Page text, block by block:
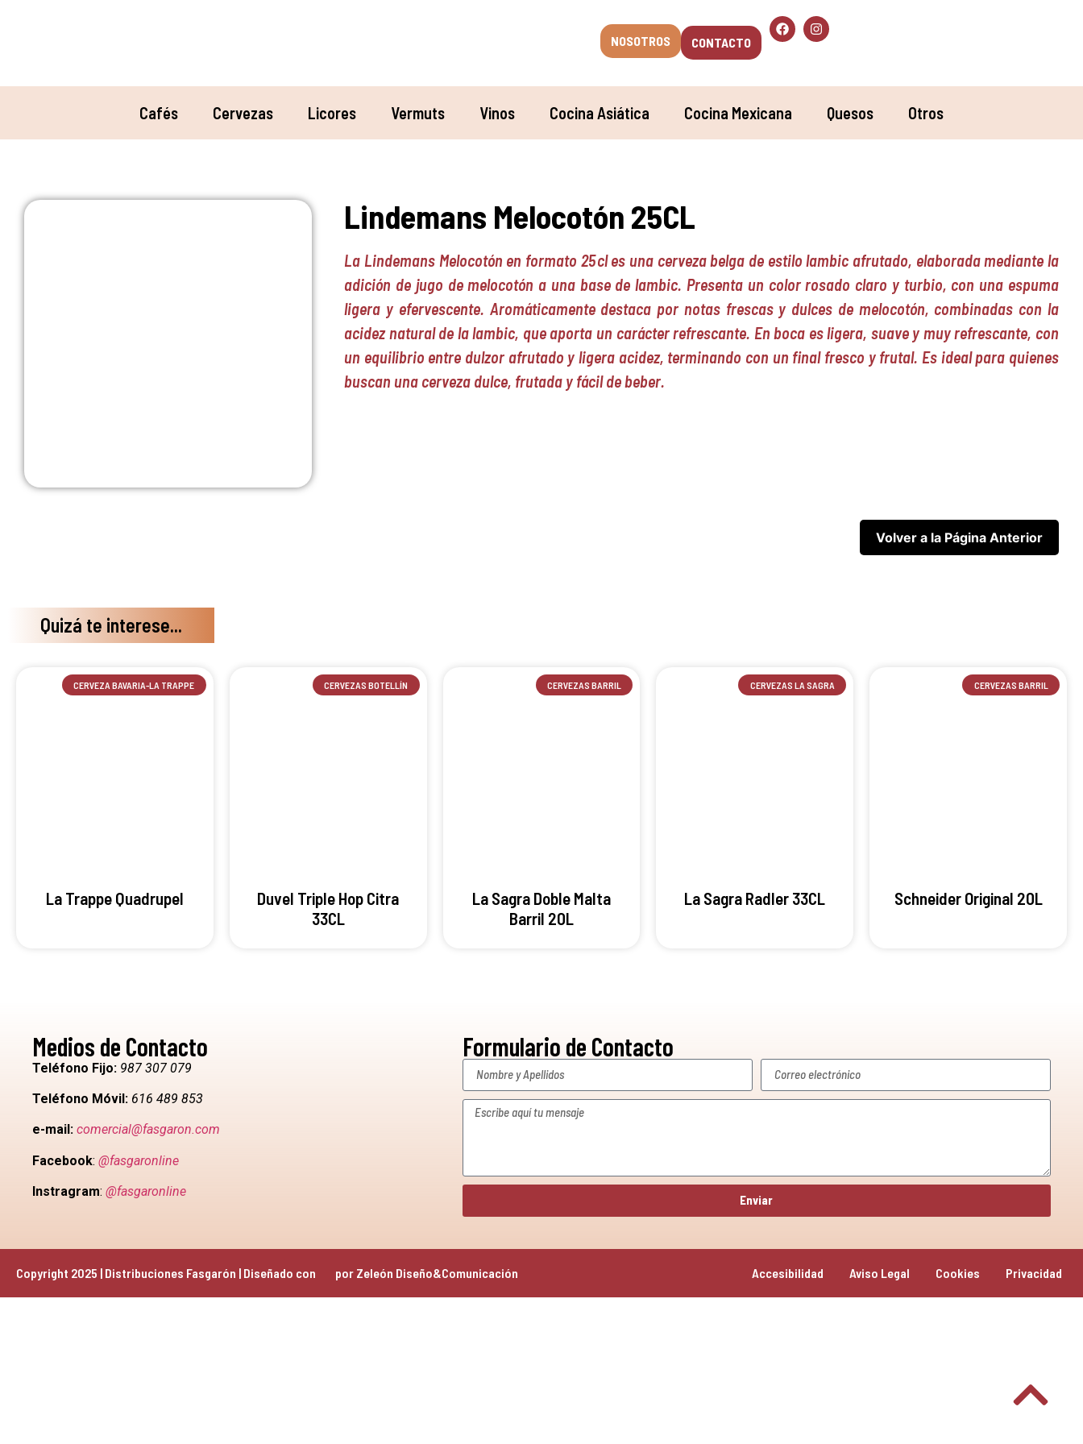
CONTACTO
NOSOTROS
Cafés Cervezas Licores Vermuts Vinos Cocina Asiática Cocina Mexicana Quesos Otros
Lindemans Melocotón 25CL
La Lindemans Melocotón en formato 25 cl es una cerveza belga de estilo lambic afrutado, elaborada mediante la
adición de jugo de melocotón a una base de lambic. Presenta un color rosado claro y turbio, con una espuma
ligera y efervescente. Aromáticamente destaca por notas frescas y dulces de melocotón, combinadas con la
acidez natural de la lambic, que aporta un carácter refrescante. En boca es ligera, suave y muy refrescante, con
un equilibrio entre dulzor afrutado y ligera acidez, terminando con un final fresco y frutal. Es ideal para quienes
buscan una cerveza dulce, frutada y fácil de beber.
Quizá te interese...
CERVEZA BAVARIA-LA TRAPPE
La Trappe Quadrupel
CERVEZAS BOTELLÍN
Duvel Triple Hop Citra
33CL
CERVEZAS BARRIL
La Sagra Doble Malta
Barril 20L
CERVEZAS LA SAGRA
La Sagra Radler 33CL
CERVEZAS BARRIL
Schneider Original 20L
Medios de Contacto
Teléfono Fijo: 987 307 079
Teléfono Móvil: 616 489 853
e-mail: comercial@fasgaron.com
Facebook: @fasgaronline
Instragram: @fasgaronline
Enviar
Formulario de Contacto
Copyright 2025 | Distribuciones Fasgarón | Diseñado con por Zeleón Diseño&Comunicación Accesibilidad Aviso Legal Cookies Privacidad